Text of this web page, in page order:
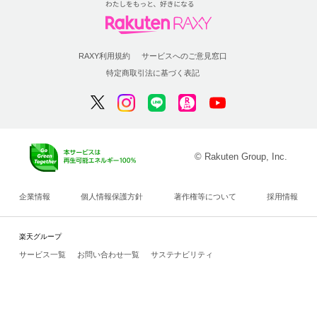
RAXY利用規約
サービスへのご意見窓口
特定商取引法に基づく表記
© Rakuten Group, Inc.
企業情報 個人情報保護方針 著作権等について 採用情報
楽天グループ
サービス一覧 お問い合わせ一覧 サステナビリティ